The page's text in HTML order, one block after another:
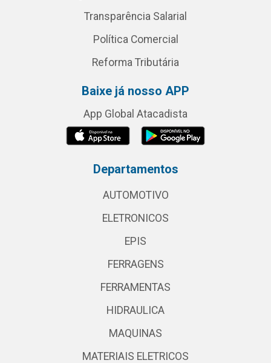
Transparência Salarial
Política Comercial
Reforma Tributária
Baixe já nosso APP
App Global Atacadista
Departamentos
AUTOMOTIVO
ELETRONICOS
EPIS
FERRAGENS
FERRAMENTAS
HIDRAULICA
MAQUINAS
MATERIAIS ELETRICOS